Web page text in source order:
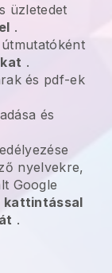
üzletedet
.
.
és pdf-ek
és
nyelvekre,
Google
kattintással
.